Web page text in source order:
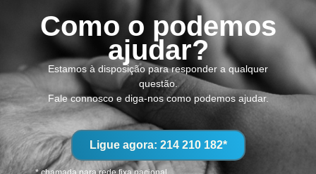
Como o podemos
ajudar?
Estamos à disposição para responder a qualquer
questão.
Fale connosco e diga-nos como podemos ajudar.
Ligue agora: 214 210 182*